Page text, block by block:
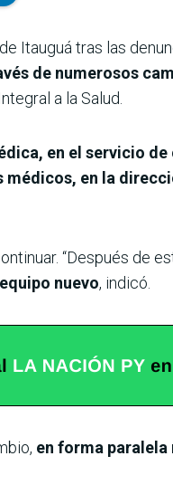
Itauguá tras las
de numerosos
a la Salud.
en el servicio
en la
“Después de
nuevo, indicó.
en forma paralela